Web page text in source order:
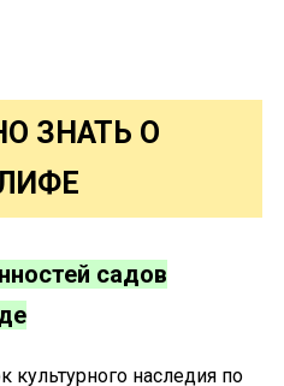
ЗНАТЬ О
садов
культурного наследия по